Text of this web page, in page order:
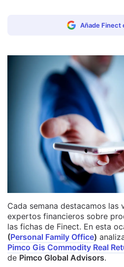
Añade Finect
Cada semana destacamos las
expertos financieros sobre
las fichas de Finect. En esta
(Personal Family Office)
Pimco Gis Commodity Real
de Pimco Global Advisors.